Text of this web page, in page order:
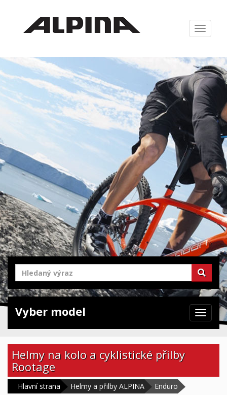
Zabrazit
navigaci
Zabrazit
navigaci
Vyber model
Helmy na kolo a cyklistické přilby
Rootage
Hlavní strana Helmy a přilby ALPINA
Enduro